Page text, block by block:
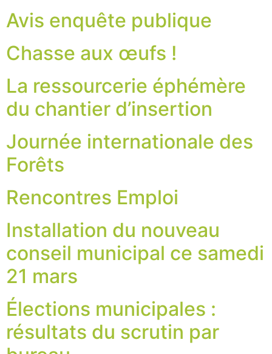
Avis enquête publique
Chasse aux œufs !
La ressourcerie éphémère
du chantier d’insertion
Journée internationale des
Forêts
Rencontres Emploi
Installation du nouveau
conseil municipal ce samedi
21 mars
Élections municipales :
résultats du scrutin par